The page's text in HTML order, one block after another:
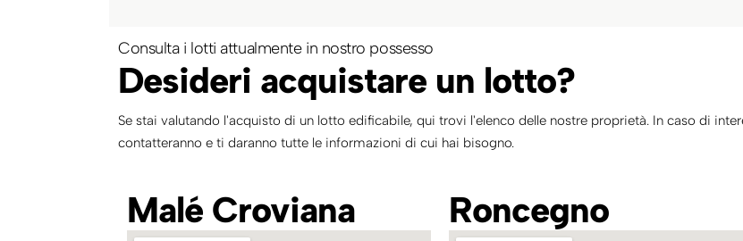
Consulta i lotti attualmente in nostro possesso
Desideri acquistare un lotto?
Se stai valutando l'acquisto di un lotto edificabile, qui trovi l'elenco delle nostre proprietà. In caso di
contatteranno e ti daranno tutte le informazioni di cui hai bisogno.
Malé Croviana Roncegno